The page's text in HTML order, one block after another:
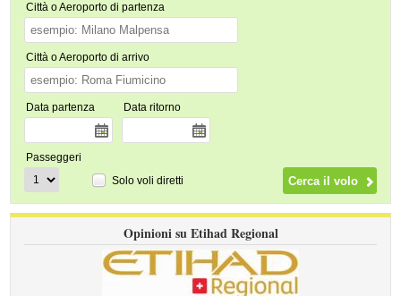
Città o Aeroporto di partenza
Città o Aeroporto di arrivo
Data partenza Data ritorno
Passeggeri
Solo voli diretti
Opinioni su Etihad Regional